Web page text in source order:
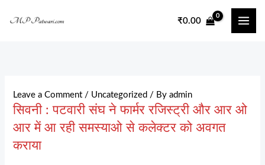
₹0.00
Leave a Comment / Uncategorized / Byadmin
सिवनी : पटवारी संघ ने फार्मर रजिस्ट्री और आर ओ
आर में आ रही समस्याओ से कलेक्टर को अवगत
कराया